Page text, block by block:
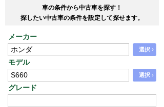
車の条件から中古車を探す！
探したい中古車の条件を設定して探せます。
メーカー
選択 ›
モデル
選択 ›
グレード